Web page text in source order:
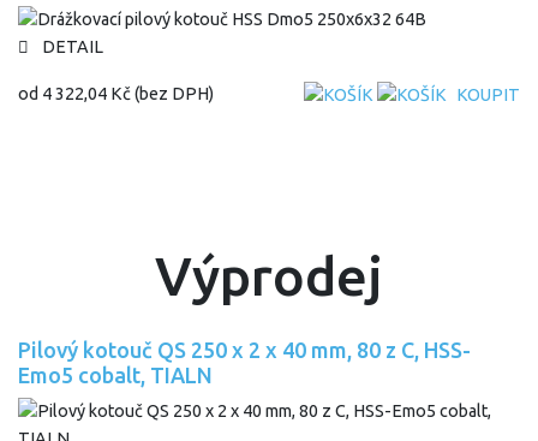
DETAIL
od 4 322,04 Kč(bez DPH) KOUPIT
Výprodej
Pilový kotouč QS 250 x 2 x 40 mm, 80 z C, HSS-
Emo5 cobalt, TIALN